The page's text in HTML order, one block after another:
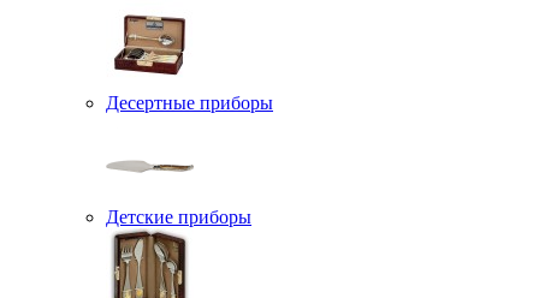
Десертные приборы
Детские приборы